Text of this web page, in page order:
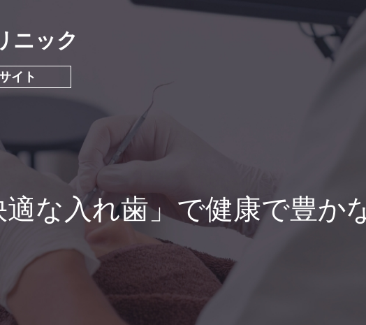
ニック
イト
適な入れ歯」で健康で豊か